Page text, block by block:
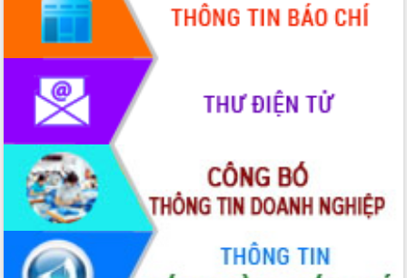
Hội nghị triển khai kết nối mạng
truyền số liệu chuyên dùng phục vụ cơ
Lễ phát động chuỗi hoạt động chung
tay làm sạch môi trường
Xã Ea Kar bước chuyển mình trong
công tác cải cách hành chính mô hình
mới
UBND tỉnh họp báo định kỳ tháng 4
năm 2026
Hội thảo khoa học “Giải pháp thúc đẩy
phát triển nền kinh tế xanh tại tỉnh
Đắk Lắk”
Tăng cường giám sát, đôn đốc thực